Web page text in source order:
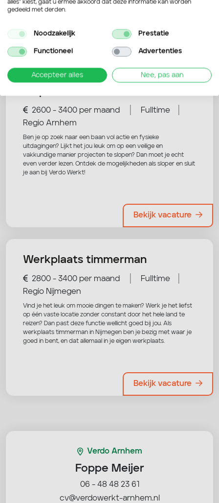
Nog niet overtuigd? Bekijk deze
vacatures ook eens!
2600 - 3400 per maand Fulltime
Regio Arnhem
Ben je op zoek naar een baan vol actie en fysieke
uitdagingen? Lijkt het jou leuk om op een veilige en
vakkundige manier projecten te slopen? Dan moet je echt
even verder lezen. Ontdek de mogelijkheden als sloper en sluit
je aan bij Verdo Werkt!
Bekijk vacature
Werkplaats timmerman
2800 - 3400 per maand Fulltime
Regio Nijmegen
Vind je het leuk om mooie dingen te maken? Werk je het liefst
op één vaste locatie zonder constant door het hele land te
reizen? Dan past deze functie wellicht goed bij jou. Als
werkplaats timmerman in Nijmegen ben je bezig met waar je
goed in bent, en dat allemaal in je eigen werkplaats.
Bekijk vacature
Verdo Arnhem
Foppe Meijer
06 - 48 48 23 61
cv@verdowerkt-arnhem.nl
alles” kiest, gaat u ermee akkoord dat deze informatie kan worden
gedeeld met derden.
Noodzakelijk Prestatie
Functioneel Advertenties
Accepteer alles Nee, pas aan